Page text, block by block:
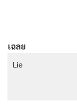
เฉลย
Lie